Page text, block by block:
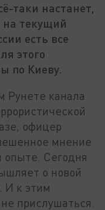
таки настанет,
на текущий
есть все
этого
по Киеву.
Рунете канала
офицер
мнение
опыте. Сегодня
о новой
И к этим
прислушаться.